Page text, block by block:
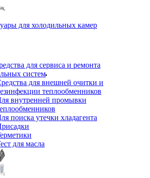
для холодильных камер
для сервиса и ремонта
систем
для внешней очитки и
теплообменников
внутренней промывки
поиска утечки хладагента
для масла